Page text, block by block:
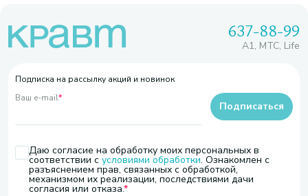
637-88-99
A1, МТС, Life
Подписка на рассылку акций и новинок
Ваш e-mail*
Даю согласие на обработку моих персональных в
соответствии с условиями обработки. Ознакомлен с
разъяснением прав, связанных с обработкой,
механизмом их реализации, последствиями дачи
согласия или отказа.
Подписаться